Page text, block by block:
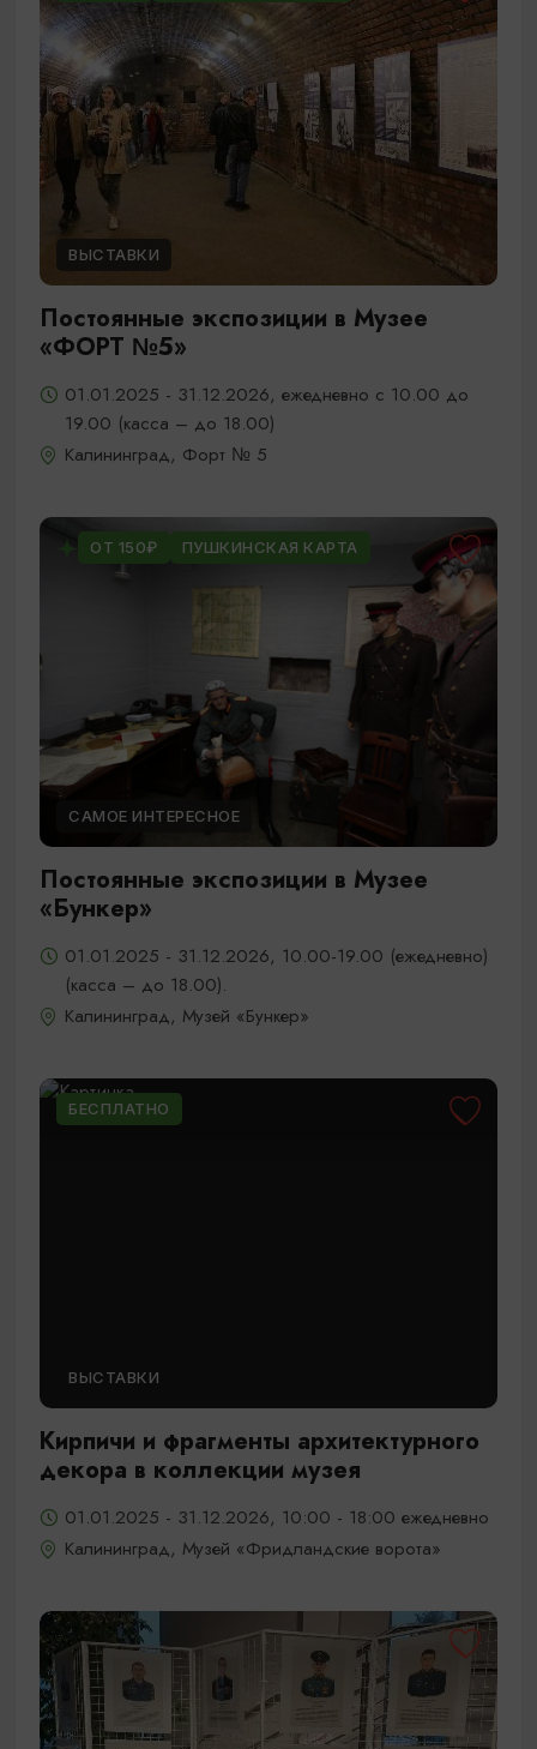
ВЫСТАВКИ
Постоянные экспозиции в Музее
«ФОРТ №5»
01.01.2025 - 31.12.2026, ежедневно с 10.00 до
19.00 (касса – до 18.00)
Калининград, Форт № 5
ОТ 150₽ ПУШКИНСКАЯ КАРТА
САМОЕ ИНТЕРЕСНОЕ
Постоянные экспозиции в Музее
«Бункер»
01.01.2025 - 31.12.2026, 10.00-19.00 (ежедневно)
(касса – до 18.00).
Калининград, Музей «Бункер»
БЕСПЛАТНО
ВЫСТАВКИ
Кирпичи и фрагменты архитектурного
декора в коллекции музея
01.01.2025 - 31.12.2026, 10:00 - 18:00 ежедневно
Калининград, Музей «Фридландские ворота»